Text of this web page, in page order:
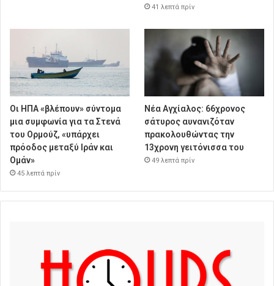
41 λεπτά πρίν
Οι ΗΠΑ «βλέπουν» σύντομα
μια συμφωνία για τα Στενά
του Ορμούζ, «υπάρχει
πρόοδος μεταξύ Ιράν και
Ομάν»
45 λεπτά πρίν
Νέα Αγχίαλος: 66χρονος
σάτυρος αυνανιζόταν
πρακολουθώντας την
13χρονη γειτόνισσα του
49 λεπτά πρίν